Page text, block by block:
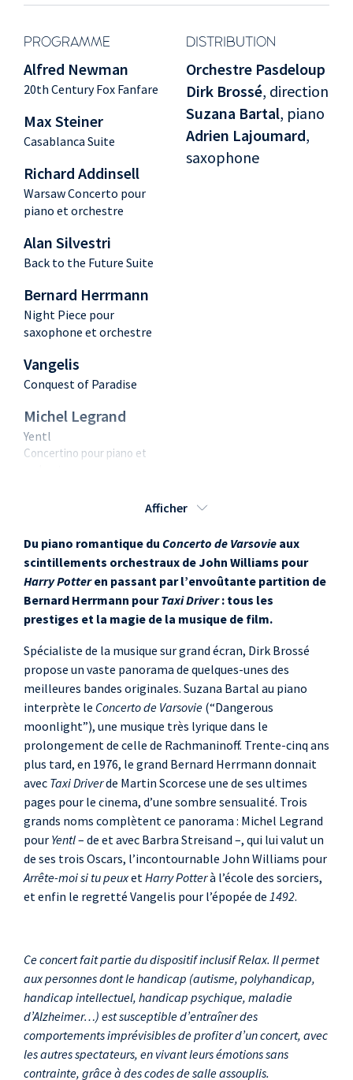
PROGRAMME DISTRIBUTION
Alfred Newman
20th Century Fox Fanfare
Max Steiner
Casablanca Suite
Richard Addinsell
Warsaw Concerto pour
piano et orchestre
Alan Silvestri
Back to the Future Suite
Bernard Herrmann
Night Piece pour
saxophone et orchestre
Vangelis
Conquest of Paradise
Michel Legrand
Yentl
Concertino pour piano et
Escapades pour
saxophone alto et
Laurence Rosenthal
Hollywood Follies
Orchestre Pasdeloup
Dirk Brossé, direction
Suzana Bartal, piano
Adrien Lajoumard,
saxophone
Afficher
Du piano romantique du Concerto de Varsovie aux
scintillements orchestraux de John Williams pour
Harry Potteren passant par l’envoûtante partition de
Bernard Herrmann pourTaxi Driver: tous les
prestiges et la magie de la musique de film.
Spécialiste de la musique sur grand écran, Dirk Brossé
propose un vaste panorama de quelques-unes des
meilleures bandes originales. Suzana Bartal au piano
interprète le Concerto de Varsovie (“Dangerous
moonlight”), une musique très lyrique dans le
prolongement de celle de Rachmaninoff. Trente-cinq ans
plus tard, en 1976, le grand Bernard Herrmann donnait
avec Taxi Driverde Martin Scorcese une de ses ultimes
pages pour le cinema, d’une sombre sensualité. Trois
grands noms complètent ce panorama : Michel Legrand
pour Yentl– de et avec Barbra Streisand –, qui lui valut un
de ses trois Oscars, l’incontournable John Williams pour
Arrête-moi si tu peuxetHarry Potterà l’école des sorciers,
et enfin le regretté Vangelis pour l’épopée de 1492.
Ce concert fait partie du dispositif inclusif Relax. Il permet
aux personnes dont le handicap (autisme, polyhandicap,
handicap intellectuel, handicap psychique, maladie
d’Alzheimer…) est susceptible d’entraîner des
comportements imprévisibles de profiter d’un concert, avec
les autres spectateurs, en vivant leurs émotions sans
contrainte, grâce à des codes de salle assouplis.